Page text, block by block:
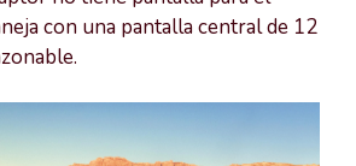
con una pantalla central de 12